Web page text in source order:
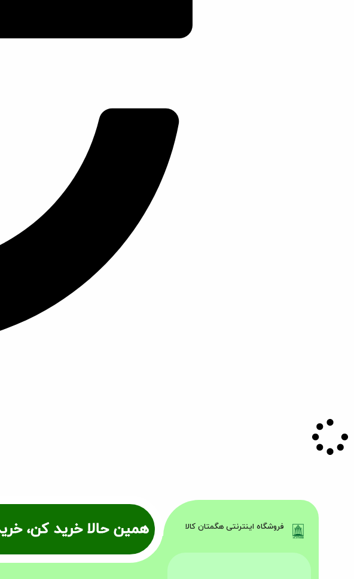
همین حالا خرید کن، فروشگاه اینترنتی هگمتان کالا